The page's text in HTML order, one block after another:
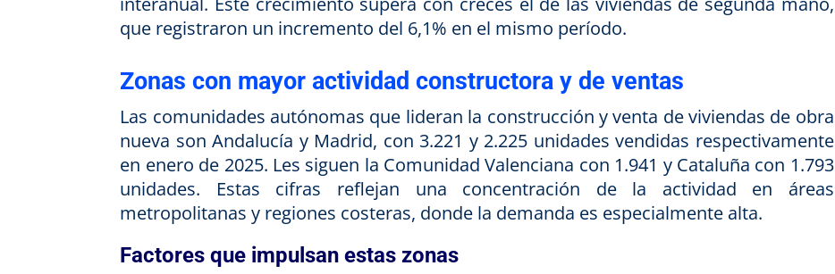
que registraron un incremento del 6,1% en el mismo período.
Zonas con mayor actividad constructora y de ventas
Las comunidades autónomas que lideran la construcción y venta de viviendas de obra
nueva son Andalucía y Madrid, con 3.221 y 2.225 unidades vendidas respectivamente
en enero de 2025. Les siguen la Comunidad Valenciana con 1.941 y Cataluña con 1.793
unidades. Estas cifras reflejan una concentración de la actividad en áreas
metropolitanas y regiones costeras, donde la demanda es especialmente alta.
Factores que impulsan estas zonas